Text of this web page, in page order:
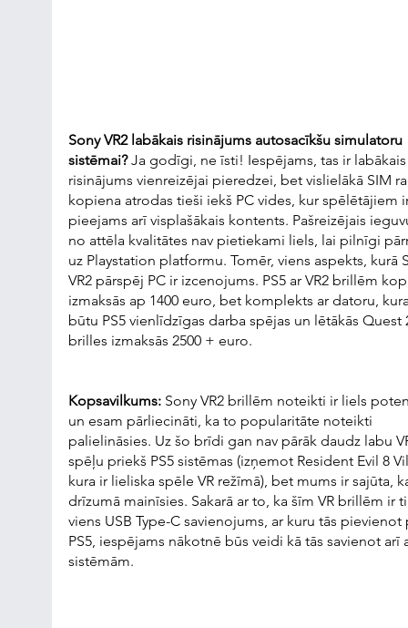
Sony VR2 labākais risinājums autosacīkšu simulatoru
sistēmai? Ja godīgi, ne īsti! Iespējams, tas ir
risinājums vienreizējai pieredzei, bet vislielākā SIM
kopiena atrodas tieši iekš PC vides, kur spēlētājiem
pieejams arī visplašākais kontents. Pašreizējais
no attēla kvalitātes nav pietiekami liels, lai pilnīgi
uz Playstation platformu. Tomēr, viens aspekts, kurā
VR2 pārspēj PC ir izcenojums. PS5 ar VR2 brillēm
izmaksās ap 1400 euro, bet komplekts ar datoru,
būtu PS5 vienlīdzīgas darba spējas un lētākās Quest
brilles izmaksās 2500 + euro.
Kopsavilkums: Sony VR2 brillēm noteikti ir liels
un esam pārliecināti, ka to popularitāte noteikti
palielināsies. Uz šo brīdi gan nav pārāk daudz labu
spēļu priekš PS5 sistēmas (izņemot Resident Evil 8
kura ir lieliska spēle VR režīmā), bet mums ir sajūta,
drīzumā mainīsies. Sakarā ar to, ka šīm VR brillēm ir
viens USB Type-C savienojums, ar kuru tās
PS5, iespējams nākotnē būs veidi kā tās savienot arī
sistēmām.